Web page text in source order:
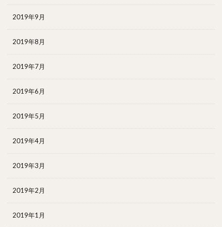
2019年9月
2019年8月
2019年7月
2019年6月
2019年5月
2019年4月
2019年3月
2019年2月
2019年1月